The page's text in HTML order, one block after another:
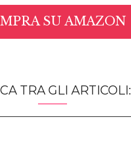
SU AMAZON
TRA GLI ARTICOLI: